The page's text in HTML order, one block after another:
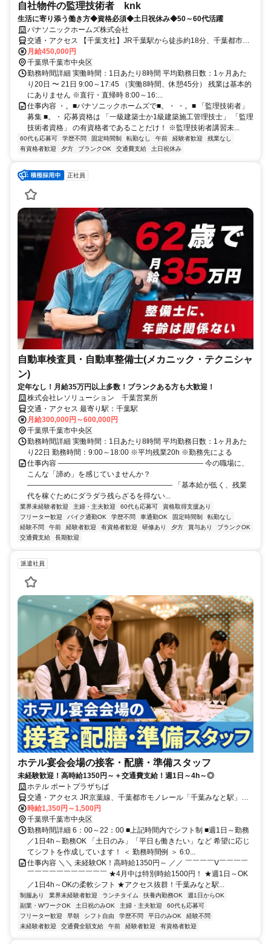
自社物件の監理技術者 knk
生活に寄り添う働き方◆資格必須◆土日祝休み◆50～60代活躍
パナソニックホームズ株式会社
交通・アクセス 【千葉支社】JR千葉駅から徒歩約18分、千葉都市モ
ノレール市役所前駅から徒歩約10分／現場（自宅から1時間半以内）
への直行直帰が基本。事務所へは月に数回出社あり
月給450,000円
千葉県千葉市中央区
勤務時間詳細 実働時間：1日あたり8時間 平均勤務日数：1ヶ月あた
り20日 〜 21日 9:00～17:45 （実働8時間、休憩45分） 残業は基本的
にありません ※直行・直帰時 8:00～16:...
仕事内容 ・。■パナソニックホームズで■。・ ・。■ 「監理技術者」
募集 ■。・ 応募資格は 「一級建築士か1級建築施工管理技士」 「監理
技術者資格」 の有資格者であることだけ！ ※監理技術者講習未...
60代も応募可 学歴不問 固定時間制 転勤なし 午前 経験者歓迎
残業なし
有資格者歓迎
夕方 ブランクOK 交通費支給 土日祝休み
正社員
自動車検査員・自動車整備士(メカニック・テクニシャ
ン)
定年なし！月給35万円以上多数！ブランクある方も大歓迎！
株式会社レソリューション 千葉営業所
交通・アクセス 最寄り駅：千葉駅
月給300,000円～600,000円
千葉県千葉市中央区
勤務時間詳細 実働時間：1日あたり8時間 平均勤務日数：1ヶ月あた
り22日 勤務時間：9:00～18:00 ※平均残業20h ※勤務先による
仕事内容 ―――――――――――――――――――― 今の職場に、
こんな「諦め」を感じていませんか？
―――――――――――――――――――― 「基本給が低く、残業
代を稼ぐためにダラダラ残らざるを得ない...
業界未経験者歓迎 主婦・主夫歓迎 60代も応募可
資格取得支援あり
フリーター歓迎
バイク通勤OK 学歴不問 車通勤OK 固定時間制
転勤なし
経験不問
午前 経験者歓迎 有資格者歓迎 研修あり 夕方 賞与あり
ブランクOK
交通費支給
長期歓迎
派遣社員
ホテル宴会会場の接客・配膳・準備スタッフ
未経験歓迎！高時給1350円～＋交通費支給！週1日～4h～◎
ホテル ポートプラザちば
交通・アクセス JR京葉線、千葉都市モノレール「千葉みなと駅」よ
り徒歩1分
時給1,350円～1,500円
千葉県千葉市中央区
勤務時間詳細 6：00～22：00 ■上記時間内でシフト制 ■週1日～勤務
／1日4h～勤務OK 「土日のみ」「平日も働きたい」など 希望に応じ
てシフトを作成しています！ ＜ 勤務時間例 ＞ 6:0...
仕事内容 ＼＼ 未経験OK！高時給1350円～ ／／ ￣￣￣￣V￣￣￣￣
￣￣￣￣￣￣￣￣￣￣￣ ★4月中は特別時給1500円！ ★週1日～OK
／1日4h～OKの柔軟シフト ★アクセス抜群！千葉みなと駅...
制服あり 業界未経験者歓迎 ランチタイム 扶養内勤務OK
週1日からOK
副業・WワークOK
土日祝のみOK 主婦・主夫歓迎
60代も応募可
フリーター歓迎
早朝 シフト自由 学歴不問 平日のみOK
経験不問
未経験者歓迎
交通費全額支給 午前 経験者歓迎 有資格者歓迎